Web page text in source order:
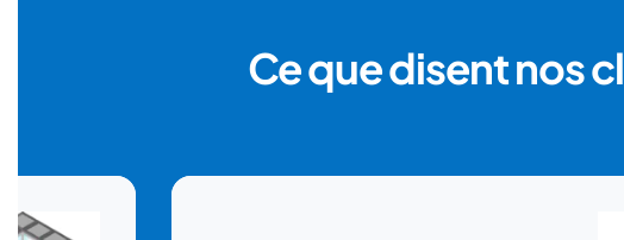
Ce que disent nos